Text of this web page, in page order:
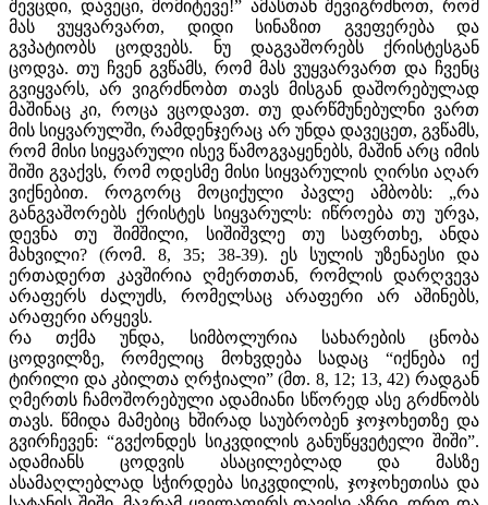
შევცდი, დავეცი, მომიტევე!” ამასთან შევიგრძნოთ, რომ
მას ვუყვარვართ, დიდი სინაზით გვეფერება და
გვპატიობს ცოდვებს. ნუ დაგვაშორებს ქრისტესგან
ცოდვა. თუ ჩვენ გვწამს, რომ მას ვუყვარვართ და ჩვენც
გვიყვარს, არ ვიგრძნობთ თავს მისგან დაშორებულად
მაშინაც კი, როცა ვცოდავთ. თუ დარწმუნებულნი ვართ
მის სიყვარულში, რამდენჯერაც არ უნდა დავეცეთ, გვწამს,
რომ მისი სიყვარული ისევ წამოგვაყენებს, მაშინ არც იმის
შიში გვაქვს, რომ ოდესმე მისი სიყვარულის ღირსი აღარ
ვიქნებით. როგორც მოციქული პავლე ამბობს: „რა
განგვაშორებს ქრისტეს სიყვარულს: იწროება თუ ურვა,
დევნა თუ შიმშილი, სიშიშვლე თუ საფრთხე, ანდა
მახვილი? (რომ. 8, 35; 38-39). ეს სულის უზენაესი და
ერთადერთ კავშირია ღმერთთან, რომლის დარღვევა
არაფერს ძალუძს, რომელსაც არაფერი არ აშინებს,
არაფერი არყევს.
რა თქმა უნდა, სიმბოლურია სახარების ცნობა
ცოდვილზე, რომელიც მოხვდება სადაც “იქნება იქ
ტირილი და კბილთა ღრჭიალი” (მთ. 8, 12; 13, 42) რადგან
ღმერთს ჩამოშორებული ადამიანი სწორედ ასე გრძნობს
თავს. წმიდა მამებიც ხშირად საუბრობენ ჯოჯოხეთზე და
გვირჩევენ: “გვქონდეს სიკვდილის განუწყვეტელი შიში”.
ადამიანს ცოდვის ასაცილებლად და მასზე
ასამაღლებლად სჭირდება სიკვდილის, ჯოჯოხეთისა და